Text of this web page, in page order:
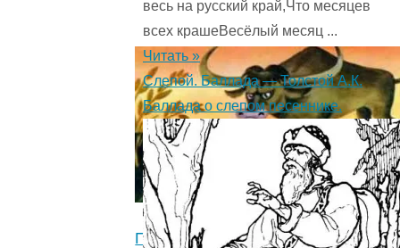
Просяное
весь на русский край,Что месяцев
всех крашеВесёлый месяц ...
Читать »
Слепой. Баллада — Толстой А.К.
Баллада о слепом песеннике.